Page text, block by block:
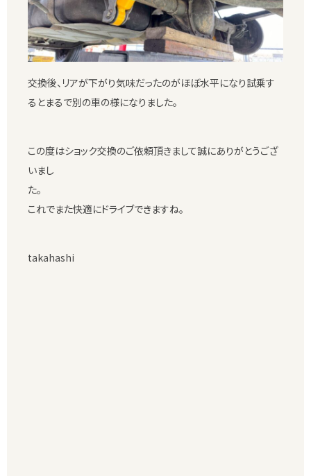
交換後、リアが下がり気味だったのがほぼ水平になり試乗す
るとまるで別の車の様になりました。
この度はショック交換のご依頼頂きまして誠にありがとうござ
いまし
これでまた快適にドライブできますね。
takahashi